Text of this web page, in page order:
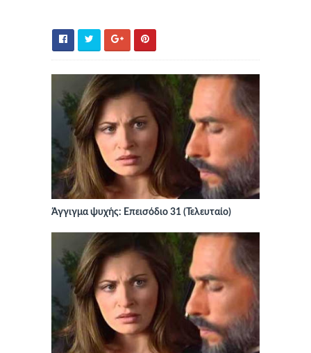
Άγγιγμα ψυχής: Επεισόδιο 31 (Τελευταίο)